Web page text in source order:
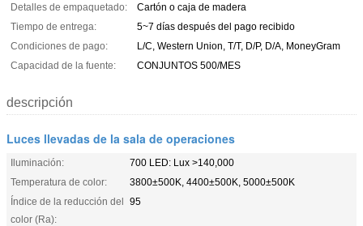
Detalles de empaquetado:
Cartón o caja de madera
Tiempo de entrega:
5~7 días después del pago recibido
Condiciones de pago:
L/C, Western Union, T/T, D/P, D/A, MoneyGram
Capacidad de la fuente:
CONJUNTOS 500/MES
descripción
Luces llevadas de la sala de operaciones
Iluminación:
700 LED: Lux >140,000
Temperatura de color:
3800±500K, 4400±500K, 5000±500K
Índice de la reducción del
color (Ra):
95